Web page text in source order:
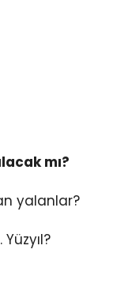
mı?
yalanlar?